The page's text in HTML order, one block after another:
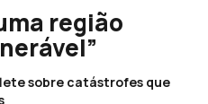
região
sobre catástrofes que